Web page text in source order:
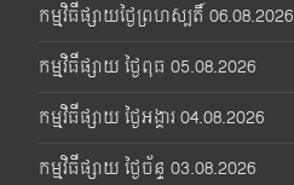
កម្មវិធីផ្សាយថ្ងៃព្រហស្បតិ៍ 06.08.2026
កម្មវិធីផ្សាយ ថ្ងៃពុធ 05.08.2026
កម្មវិធីផ្សាយ ថ្ងៃអង្គារ 04.08.2026
កម្មវិធីផ្សាយ ថ្ងៃច័ន្ទ 03.08.2026